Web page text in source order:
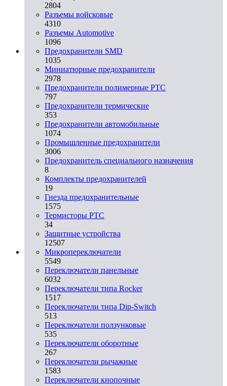
2804
Разъемы войсковые
4310
Разъeмы Automotive
1096
Предохранители SMD
1035
Миниатюрные предохранители
2978
Предохранители полимерные PTC
797
Предохранители термические
353
Предохранители автомобильные
1074
Промышленные предохранители
3006
Предохранитель специального назначения
8
Комплекты предохранителей
19
Гнезда предохранительные
1575
Термисторы PTC
34
Защитные устройства
12507
Микропереключатели
5549
Переключатели панельные
6032
Переключатели типа Rocker
1517
Переключатели типа Dip-Switch
513
Переключатели ползунковые
535
Переключатели оборотные
267
Переключатели рычажные
1583
Переключатели кнопочные